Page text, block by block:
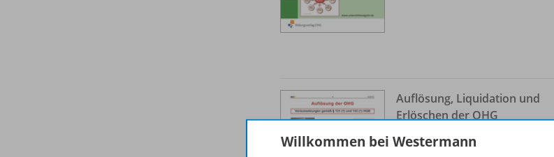
Auflösung, Liquidation und
Erlöschen der OHG
Willkommen bei Westermann